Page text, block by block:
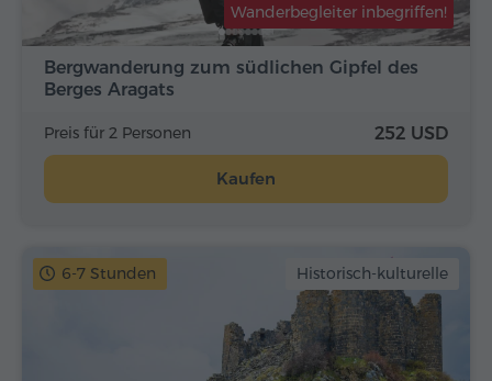
Bergwanderung zum südlichen Gipfel des
Berges Aragats
Wanderbegleiter inbegriffen!
Preis für 2 Personen 252 USD
Kaufen
6-7 Stunden Historisch-kulturelle